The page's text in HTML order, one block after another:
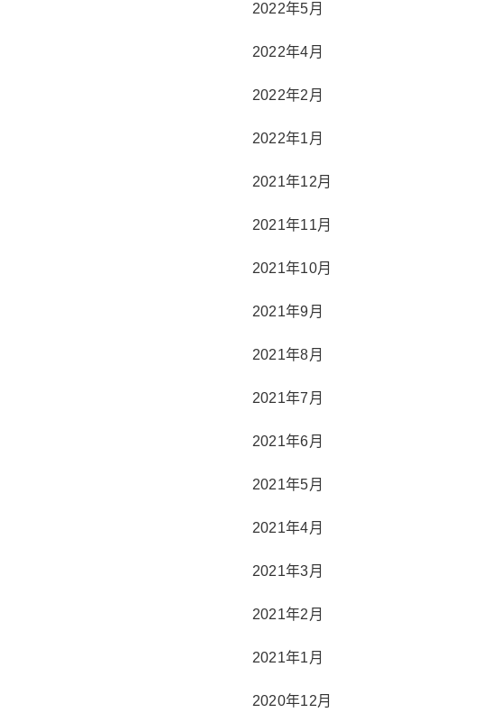
2022年5月
2022年4月
2022年2月
2022年1月
2021年12月
2021年11月
2021年10月
2021年9月
2021年8月
2021年7月
2021年6月
2021年5月
2021年4月
2021年3月
2021年2月
2021年1月
2020年12月